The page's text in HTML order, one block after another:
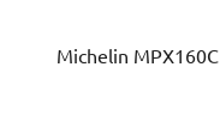
Michelin MPX160C